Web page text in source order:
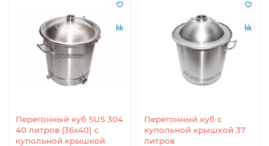
Перегонный куб SUS 304
40 литров (36x40) с
купольной крышкой
Перегонный куб с
купольной крышкой 37
литров